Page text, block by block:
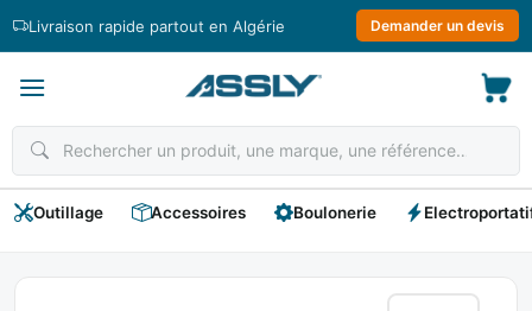
Livraison rapide partout en Algérie Demander un devis
Outillage Accessoires Boulonerie
Electricites